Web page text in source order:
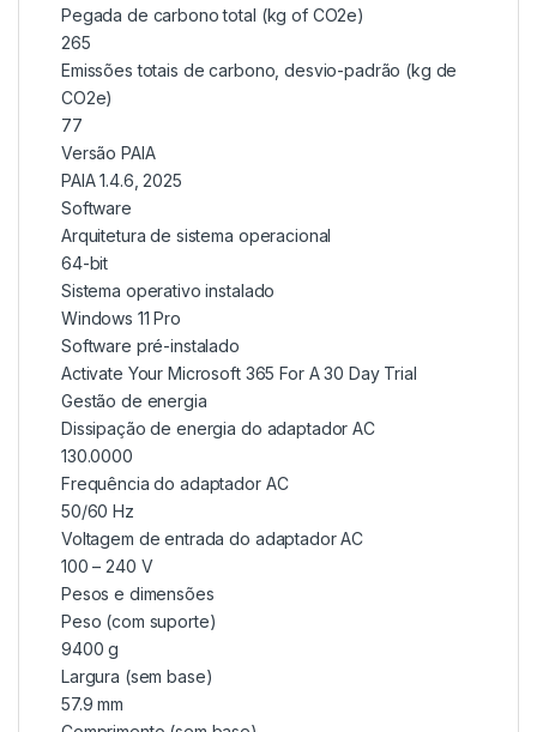
Pegada de carbono total (kg of CO2e)
265
Emissões totais de carbono, desvio-padrão (kg de
CO2e)
77
Versão PAIA
PAIA 1.4.6, 2025
Software
Arquitetura de sistema operacional
64-bit
Sistema operativo instalado
Windows 11 Pro
Software pré-instalado
Activate Your Microsoft 365 For A 30 Day Trial
Gestão de energia
Dissipação de energia do adaptador AC
130.0000
Frequência do adaptador AC
50/60 Hz
Voltagem de entrada do adaptador AC
100 – 240 V
Pesos e dimensões
Peso (com suporte)
9400 g
Largura (sem base)
57.9 mm